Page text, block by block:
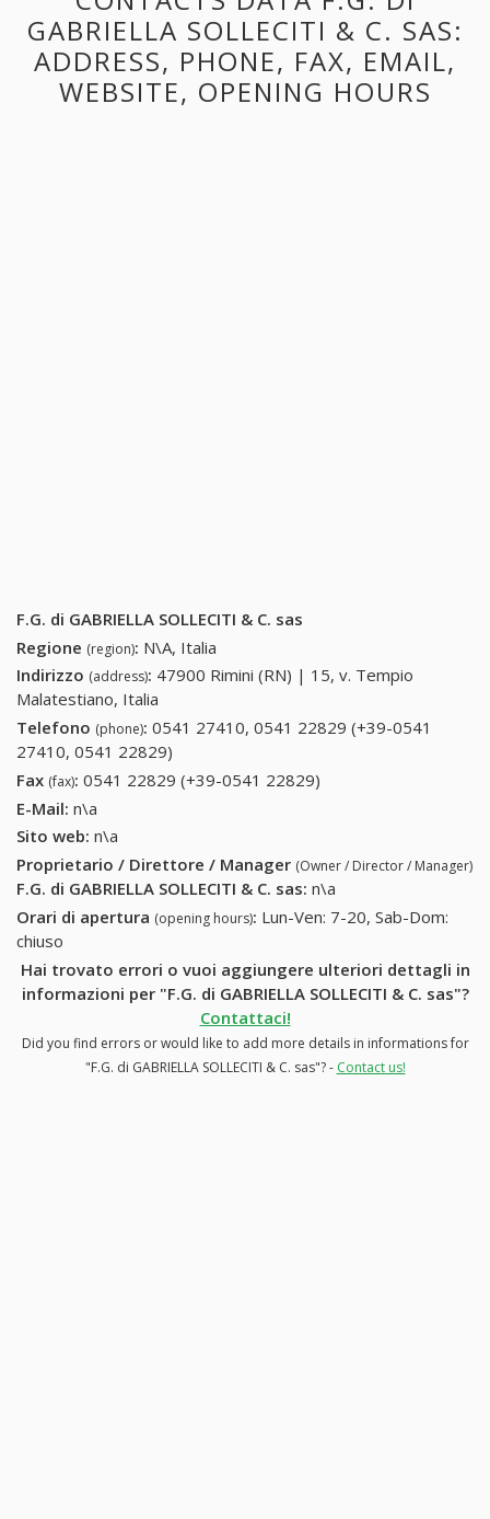
GABRIELLA SOLLECITI & C. SAS:
ADDRESS, PHONE, FAX, EMAIL,
WEBSITE, OPENING HOURS
F.G. di GABRIELLA SOLLECITI & C. sas
Regione (region): N\A, Italia
Indirizzo (address): 47900 Rimini (RN) | 15, v. Tempio
Malatestiano, Italia
Telefono (phone): 0541 27410, 0541 22829 (+39-0541
27410, 0541 22829)
27410, 0541 22829)
Fax (fax): 0541 22829 (+39-0541 22829)
E-Mail: n\a
Sito web: n\a
Proprietario / Direttore / Manager (Owner / Director / Manager)
F.G. di GABRIELLA SOLLECITI & C. sas: n\a
Orari di apertura (opening hours): Lun-Ven: 7-20, Sab-Dom:
chiuso
Hai trovato errori o vuoi aggiungere ulteriori dettagli in
informazioni per "F.G. di GABRIELLA SOLLECITI & C. sas"?
Contattaci!
Did you find errors or would like to add more details in informations for
"F.G. di GABRIELLA SOLLECITI & C. sas"? - Contact us!